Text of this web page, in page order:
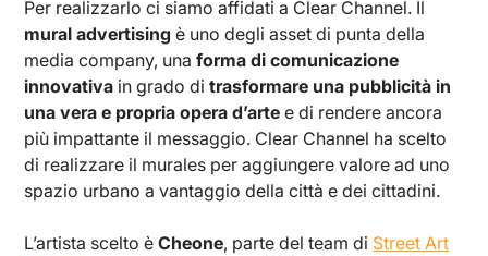
Per realizzarlo ci siamo affidati a Clear Channel. Il
mural advertising è uno degli asset di punta della
media company, unaforma di comunicazione
innovativa in grado ditrasformare una pubblicità in
una vera e propria opera d’arte e di rendere ancora
più impattante il messaggio. Clear Channel ha scelto
di realizzare il murales per aggiungere valore ad uno
spazio urbano a vantaggio della città e dei cittadini.
L’artista scelto èCheone, parte del team di Street Art